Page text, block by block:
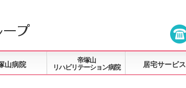
山病院
帝塚山
リハビリテーション病院
居宅サービス